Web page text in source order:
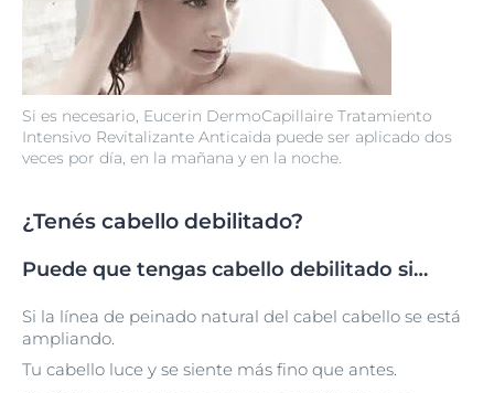
Si es necesario, Eucerin DermoCapillaire Tratamiento
Intensivo Revitalizante Anticaida puede ser aplicado dos
veces por día, en la mañana y en la noche.
¿Tenés cabello debilitado?
Puede que tengas cabello debilitado si…
Si la línea de peinado natural del cabel cabello se está
ampliando.
Tu cabello luce y se siente más fino que antes.